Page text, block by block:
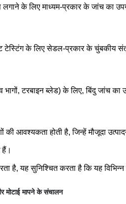
के लिए माध्यम-प्रकार के जांच का
के लिए सेडल-प्रकार के चुंबकीय
टरबाइन ब्लेड) के लिए, बिंदु जांच का
की आवश्यकता होती है, जिन्हें मौजूदा
है, यह सुनिश्चित करता है कि यह
मोटाई मापने के संचालन